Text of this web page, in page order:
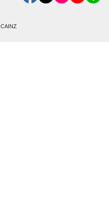
CAINZ